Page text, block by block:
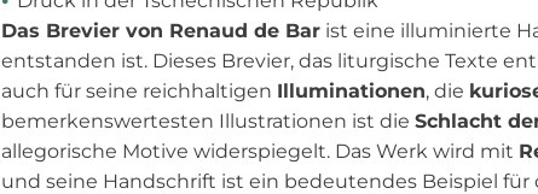
Das Brevier von Renaud de Bar ist eine illuminierte
entstanden ist. Dieses Brevier, das liturgische Texte
auch für seine reichhaltigen Illuminationen, die
bemerkenswertesten Illustrationen ist die Schlacht
allegorische Motive widerspiegelt. Das Werk wird mit
und seine Handschrift ist ein bedeutendes Beispiel für